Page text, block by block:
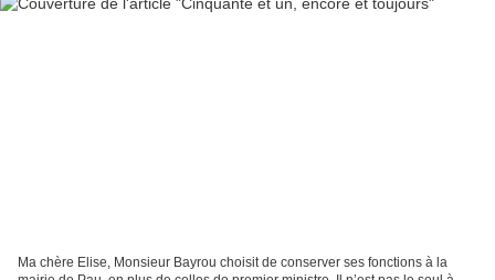
Ma chère Elise, Monsieur Bayrou choisit de conserver ses fonctions à la